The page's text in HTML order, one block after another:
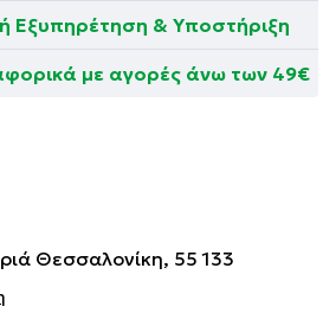
Εξυπηρέτηση & Υποστήριξη
με αγορές άνω των 49€
Θεσσαλονίκη, 55 133